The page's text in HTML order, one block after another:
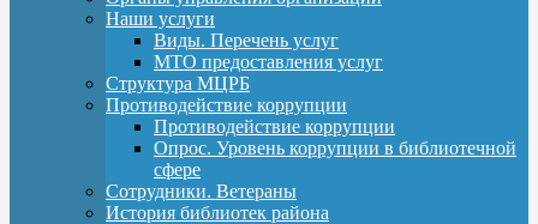
Наши услуги
Виды. Перечень услуг
МТО предоставления услуг
Структура МЦРБ
Противодействие коррупции
Противодействие коррупции
Опрос. Уровень коррупции в библиотечной
сфере
Сотрудники. Ветераны
История библиотек района